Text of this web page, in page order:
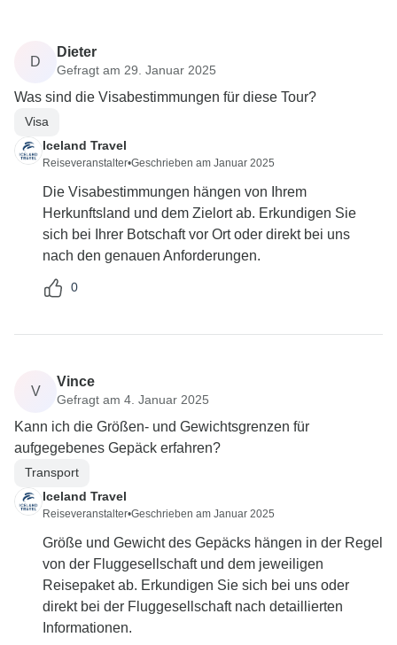
D
Dieter
Gefragt am 29. Januar 2025
Was sind die Visabestimmungen für diese Tour?
Visa
Iceland Travel
Reiseveranstalter•Geschrieben am Januar 2025
Die Visabestimmungen hängen von Ihrem
Herkunftsland und dem Zielort ab. Erkundigen Sie
sich bei Ihrer Botschaft vor Ort oder direkt bei uns
nach den genauen Anforderungen.
0
V
Vince
Gefragt am 4. Januar 2025
Kann ich die Größen- und Gewichtsgrenzen für
aufgegebenes Gepäck erfahren?
Transport
Iceland Travel
Reiseveranstalter•Geschrieben am Januar 2025
Größe und Gewicht des Gepäcks hängen in der Regel
von der Fluggesellschaft und dem jeweiligen
Reisepaket ab. Erkundigen Sie sich bei uns oder
direkt bei der Fluggesellschaft nach detaillierten
Informationen.